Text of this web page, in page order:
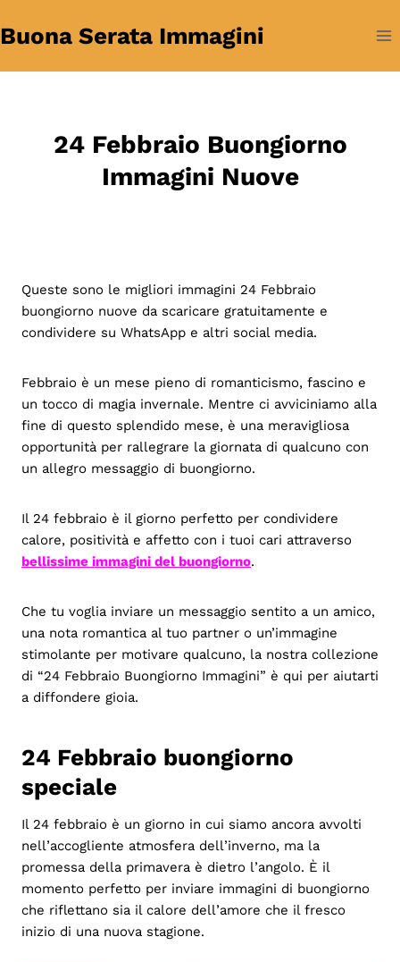
al
Buona Serata Immagini
24 Febbraio Buongiorno
Immagini Nuove
Queste sono le migliori immagini 24 Febbraio
buongiorno nuove da scaricare gratuitamente e
condividere su WhatsApp e altri social media.
Febbraio è un mese pieno di romanticismo, fascino e
un tocco di magia invernale. Mentre ci avviciniamo alla
fine di questo splendido mese, è una meravigliosa
opportunità per rallegrare la giornata di qualcuno con
un allegro messaggio di buongiorno.
Il 24 febbraio è il giorno perfetto per condividere
calore, positività e affetto con i tuoi cari attraverso
bellissime immagini del buongiorno.
Che tu voglia inviare un messaggio sentito a un amico,
una nota romantica al tuo partner o un’immagine
stimolante per motivare qualcuno, la nostra collezione
di “24 Febbraio Buongiorno Immagini” è qui per aiutarti
a diffondere gioia.
24 Febbraio buongiorno
speciale
Il 24 febbraio è un giorno in cui siamo ancora avvolti
nell’accogliente atmosfera dell’inverno, ma la
promessa della primavera è dietro l’angolo. È il
momento perfetto per inviare immagini di buongiorno
che riflettano sia il calore dell’amore che il fresco
inizio di una nuova stagione.